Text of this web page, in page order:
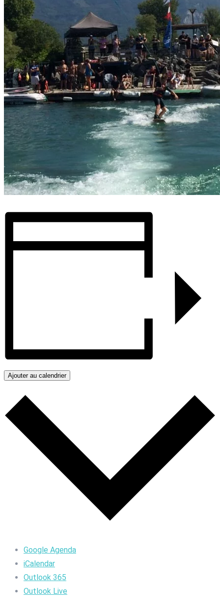
Ajouter au calendrier
Google Agenda
iCalendar
Outlook 365
Outlook Live